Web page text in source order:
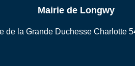
Mairie de Longwy
de la Grande Duchesse Charlotte